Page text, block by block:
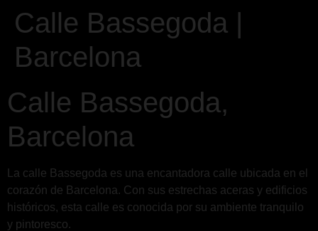
Calle Bassegoda |
Barcelona
Calle Bassegoda,
Barcelona
La calle Bassegoda es una encantadora calle ubicada en el
corazón de Barcelona. Con sus estrechas aceras y edificios
históricos, esta calle es conocida por su ambiente tranquilo
y pintoresco.